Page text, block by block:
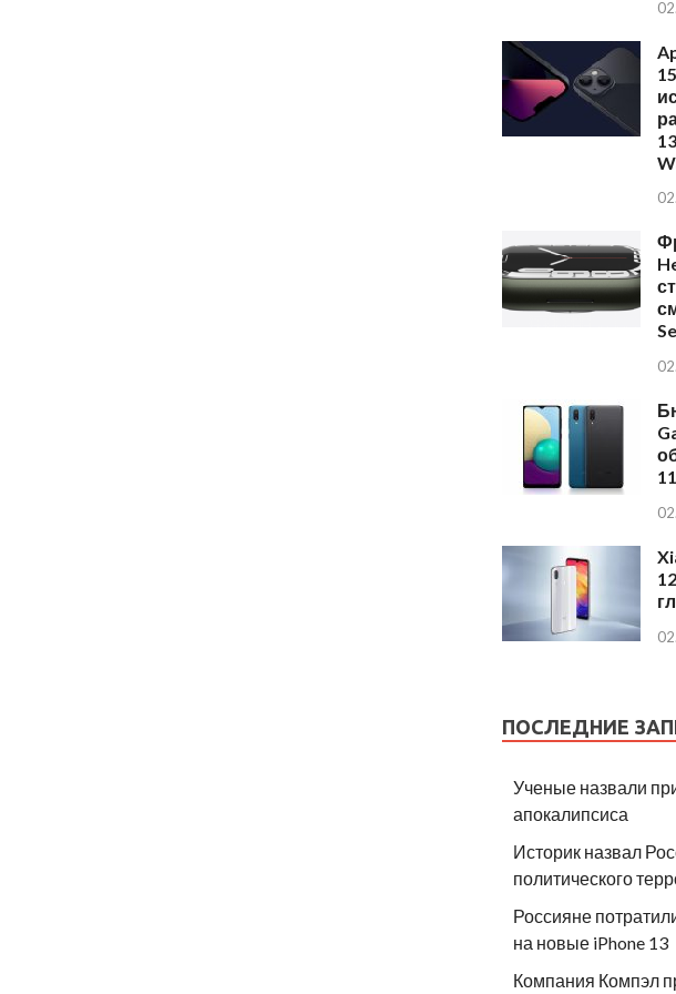
11
ПОСЛЕДНИЕ
Ученые назвали
апокалипсиса
Историк назвал
политического
Россияне
на новые iPhone 13
Компания Компэл